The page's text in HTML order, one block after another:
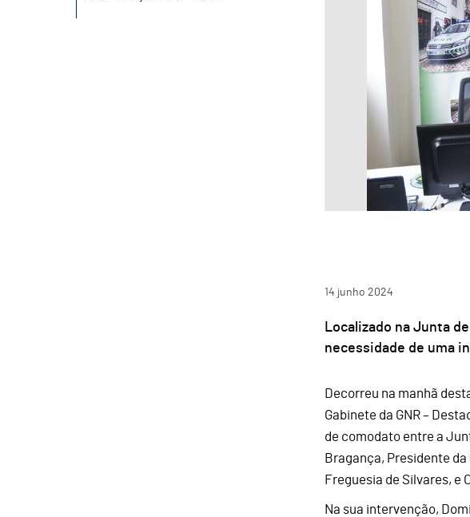
14 junho 2024
Localizado na Junta
necessidade de uma
Decorreu na manhã
Gabinete da GNR –
de comodato entre a
Bragança, Presidente
Freguesia de Silvares, e
Na sua intervenção,